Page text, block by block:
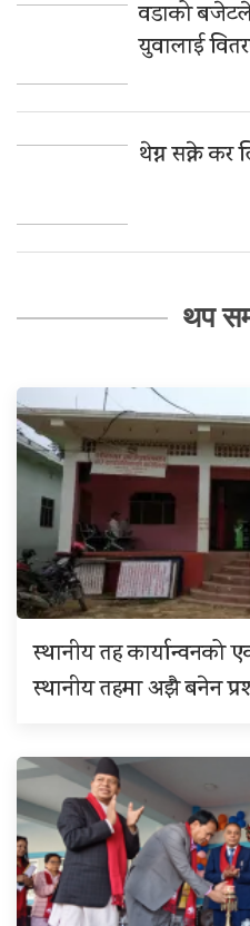
वडाको बजेटले
युवालाई
थेग्न सक्ने कर
थप
स्थानीय तह
स्थानीय तहमा अझै बनेन